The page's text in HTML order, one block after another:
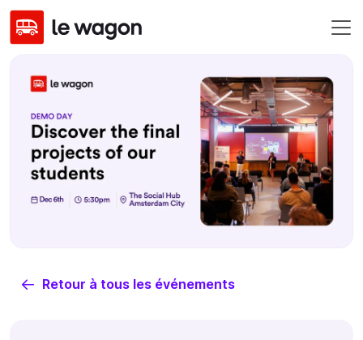
Retour à tous les événements